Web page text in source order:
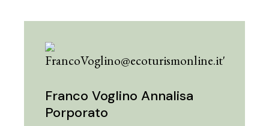
Franco Voglino Annalisa
Porporato